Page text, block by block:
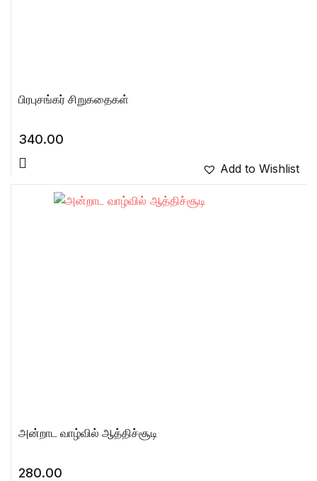
பிரபுசங்கர் சிறுகதைகள்
340.00
Add to Wishlist
அன்றாட வாழ்வில் ஆத்திச்சூடி
280.00